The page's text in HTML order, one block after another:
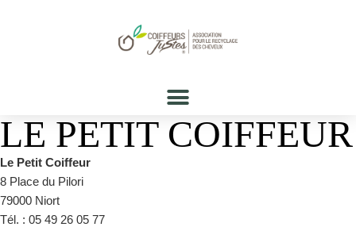
LE PETIT COIFFEUR
Le Petit Coiffeur
8 Place du Pilori
79000 Niort
Tél. : 05 49 26 05 77